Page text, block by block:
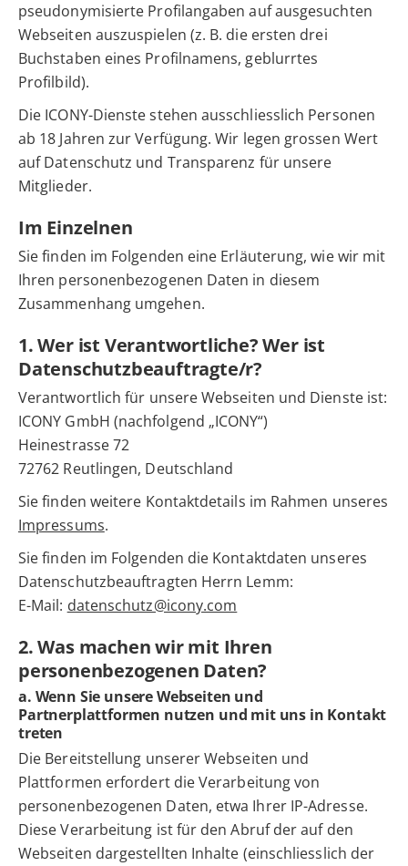
pseudonymisierte Profilangaben auf ausgesuchten
Webseiten auszuspielen (z. B. die ersten drei
Buchstaben eines Profilnamens, geblurrtes
Profilbild).
Die ICONY-Dienste stehen ausschliesslich Personen
ab 18 Jahren zur Verfügung. Wir legen grossen Wert
auf Datenschutz und Transparenz für unsere
Mitglieder.
Im Einzelnen
Sie finden im Folgenden eine Erläuterung, wie wir mit
Ihren personenbezogenen Daten in diesem
Zusammenhang umgehen.
1. Wer ist Verantwortliche? Wer ist
Datenschutzbeauftragte/r?
Verantwortlich für unsere Webseiten und Dienste ist:
ICONY GmbH (nachfolgend „ICONY“)
Heinestrasse 72
72762 Reutlingen, Deutschland
Sie finden weitere Kontaktdetails im Rahmen unseres
Impressums.
Sie finden im Folgenden die Kontaktdaten unseres
Datenschutzbeauftragten Herrn Lemm:
E-Mail: datenschutz@icony.com
2. Was machen wir mit Ihren
personenbezogenen Daten?
a. Wenn Sie unsere Webseiten und
Partnerplattformen nutzen und mit uns in Kontakt
treten
Die Bereitstellung unserer Webseiten und
Plattformen erfordert die Verarbeitung von
personenbezogenen Daten, etwa Ihrer IP-Adresse.
Diese Verarbeitung ist für den Abruf der auf den
Webseiten dargestellten Inhalte (einschliesslich der